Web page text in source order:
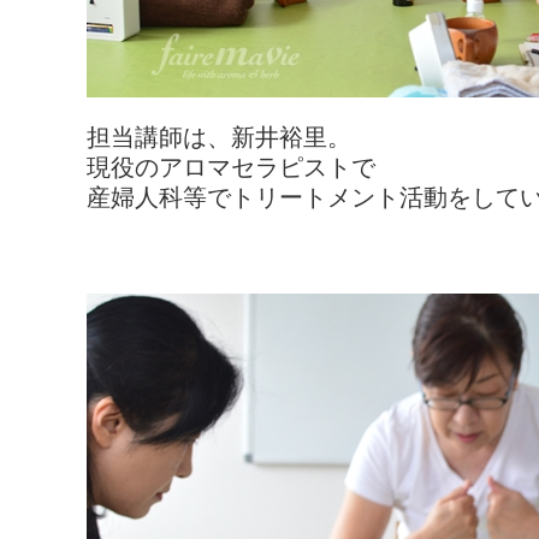
担当講師は、新井裕里。
現役のアロマセラピストで
産婦人科等でトリートメント活動をして